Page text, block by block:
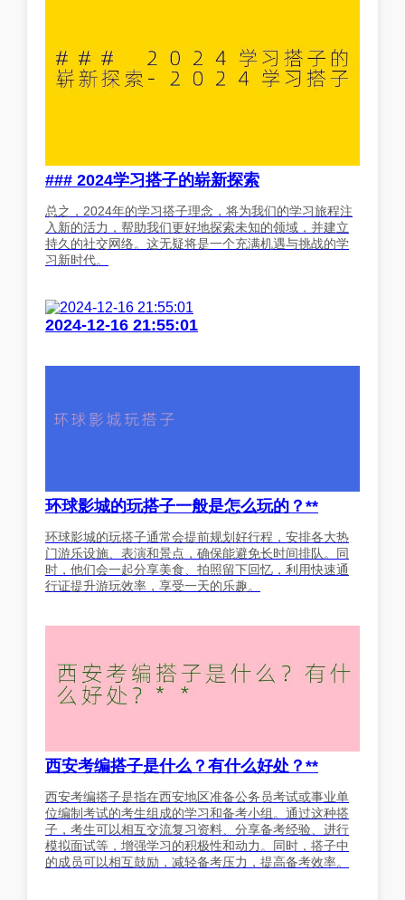
### 2024学习搭子的崭新探索
总之，2024年的学习搭子理念，将为我们的学习旅程注
入新的活力，帮助我们更好地探索未知的领域，并建立
持久的社交网络。这无疑将是一个充满机遇与挑战的学
习新时代。
2024-12-16 21:55:01
环球影城的玩搭子一般是怎么玩的？**
环球影城的玩搭子通常会提前规划好行程，安排各大热
门游乐设施、表演和景点，确保能避免长时间排队。同
时，他们会一起分享美食、拍照留下回忆，利用快速通
行证提升游玩效率，享受一天的乐趣。
西安考编搭子是什么？有什么好处？**
西安考编搭子是指在西安地区准备公务员考试或事业单
位编制考试的考生组成的学习和备考小组。通过这种搭
子，考生可以相互交流复习资料、分享备考经验、进行
模拟面试等，增强学习的积极性和动力。同时，搭子中
的成员可以相互鼓励，减轻备考压力，提高备考效率。